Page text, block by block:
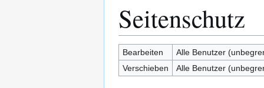
Seitenschutz
Bearbeiten
Alle Benutzer
Verschieben
Alle Benutzer